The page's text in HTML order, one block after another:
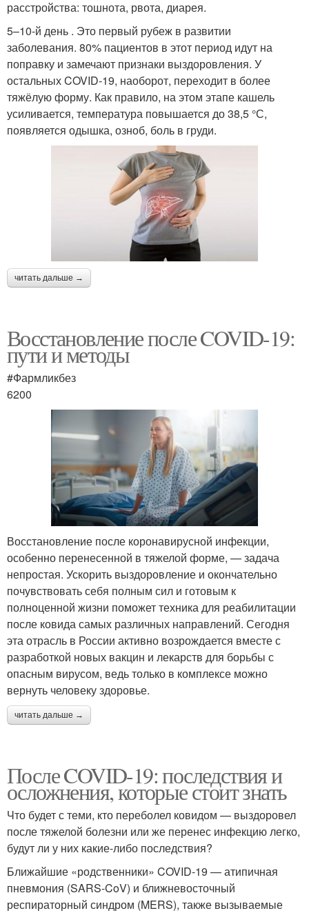
расстройства: тошнота, рвота, диарея.
5–10-й день . Это первый рубеж в развитии
заболевания. 80% пациентов в этот период идут на
поправку и замечают признаки выздоровления. У
остальных COVID-19, наоборот, переходит в более
тяжёлую форму. Как правило, на этом этапе кашель
усиливается, температура повышается до 38,5 °С,
появляется одышка, озноб, боль в груди.
читать дальше →
Восстановление после COVID-19:
пути и методы
#Фармликбез
6200
Восстановление после коронавирусной инфекции,
особенно перенесенной в тяжелой форме, — задача
непростая. Ускорить выздоровление и окончательно
почувствовать себя полным сил и готовым к
полноценной жизни поможет техника для реабилитации
после ковида самых различных направлений. Сегодня
эта отрасль в России активно возрождается вместе с
разработкой новых вакцин и лекарств для борьбы с
опасным вирусом, ведь только в комплексе можно
вернуть человеку здоровье.
читать дальше →
После COVID-19: последствия и
осложнения, которые стоит знать
Что будет с теми, кто переболел ковидом — выздоровел
после тяжелой болезни или же перенес инфекцию легко,
будут ли у них какие-либо последствия?
Ближайшие «родственники» COVID-19 — атипичная
пневмония (SARS-CoV) и ближневосточный
респираторный синдром (MERS), также вызываемые